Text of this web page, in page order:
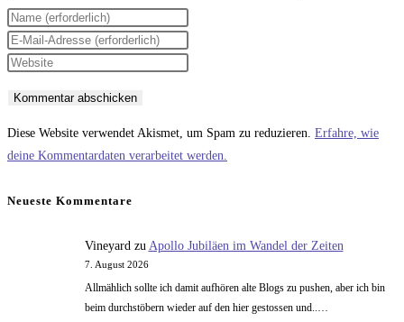
Gib
deinen
Namen
zum
Kommentieren
Gib
deine
Adresse
zum
ein
Gib
URL
ein
Diese Website verwendet Akismet, um Spam zu reduzieren. Erfahre, wie
deine Kommentardaten verarbeitet werden.
Neueste Kommentare
Vineyardzu Apollo Jubiläen im Wandel der Zeiten
7. August 2026
Allmählich sollte ich damit aufhören alte Blogs zu pushen, aber ich bin
beim durchstöbern wieder auf den hier gestossen und..…